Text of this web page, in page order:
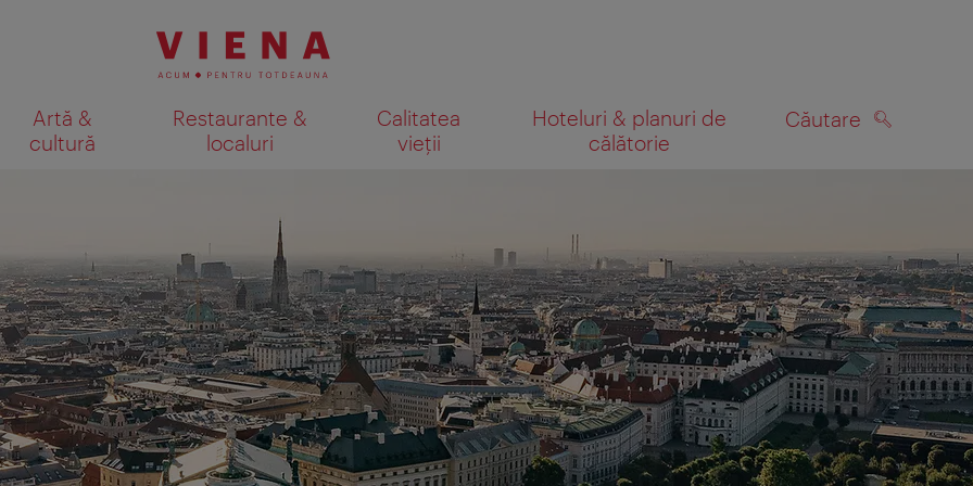
Artă &
cultură
Restaurante &
localuri
Calitatea
vieții
Hoteluri & planuri de
călătorie
Căutare